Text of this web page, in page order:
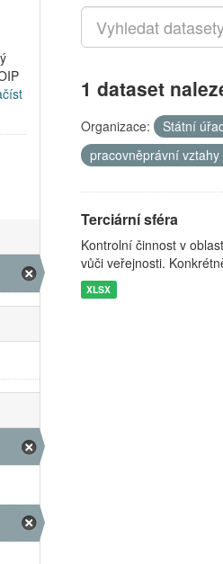
1 dataset
Organizace: Státní
pracovněprávní vztahy
Terciární sféra
Kontrolní činnost v
vůči veřejnosti.
XLSX